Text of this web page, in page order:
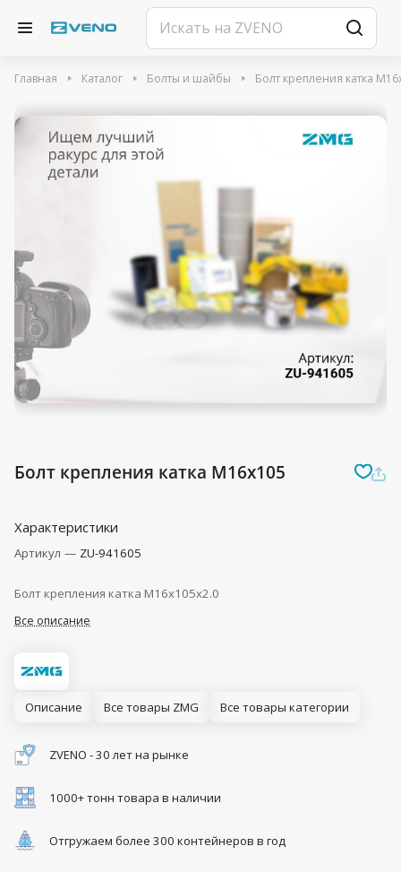
Главная Каталог Болты и шайбы Болт крепления катка
Болт крепления катка M16x105
Характеристики
Артикул — ZU-941605
Болт крепления катка M16x105x2.0
Все описание
Описание Все товары ZMG Все товары категории
ZVENO - 30 лет на рынке
1000+ тонн товара в наличии
Отгружаем более 300 контейнеров в год